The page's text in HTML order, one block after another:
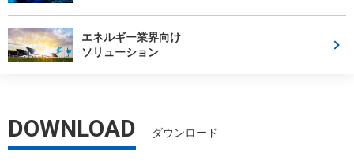
エネルギー業界向け
ソリューション
DOWNLOAD ダウンロード